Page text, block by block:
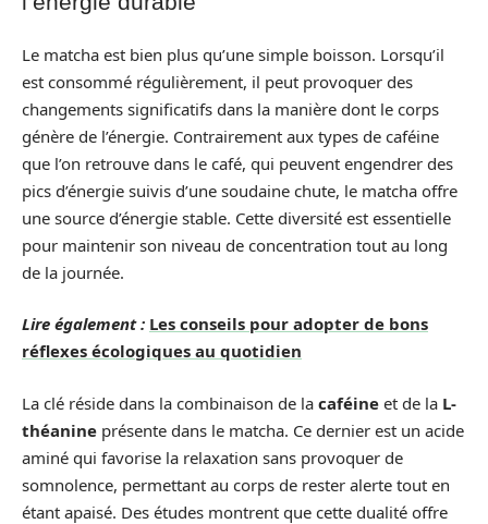
Le matcha est bien plus qu’une simple boisson. Lorsqu’il
est consommé régulièrement, il peut provoquer des
changements significatifs dans la manière dont le corps
génère de l’énergie. Contrairement aux types de caféine
que l’on retrouve dans le café, qui peuvent engendrer des
pics d’énergie suivis d’une soudaine chute, le matcha offre
une source d’énergie stable. Cette diversité est essentielle
pour maintenir son niveau de concentration tout au long
de la journée.
Lire également : Les conseils pour adopter de bons
réflexes écologiques au quotidien
La clé réside dans la combinaison de la caféine et de la L-
théanine présente dans le matcha. Ce dernier est un acide
aminé qui favorise la relaxation sans provoquer de
somnolence, permettant au corps de rester alerte tout en
étant apaisé. Des études montrent que cette dualité offre